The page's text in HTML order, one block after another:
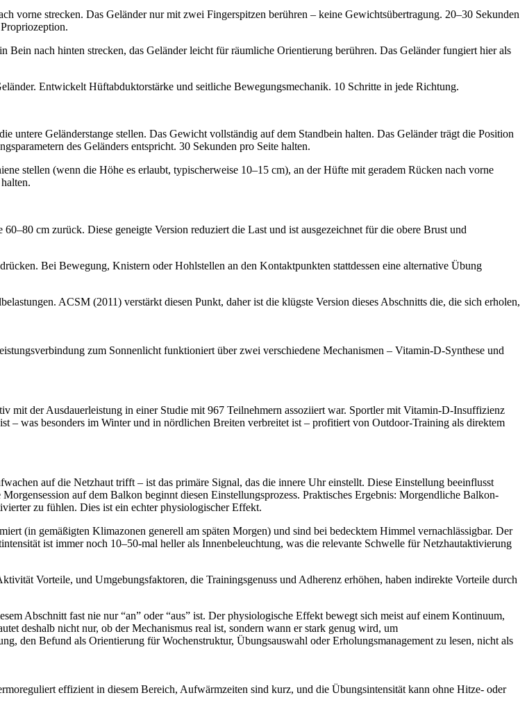
vorne strecken. Das Geländer nur mit zwei Fingerspitzen berühren – keine Gewichtsübertragung. 20–30 Sekunden
Bein nach hinten strecken, das Geländer leicht für räumliche Orientierung berühren. Das Geländer fungiert hier als
Entwickelt Hüftabduktorstärke und seitliche Bewegungsmechanik. 10 Schritte in jede Richtung.
untere Geländerstange stellen. Das Gewicht vollständig auf dem Standbein halten. Das Geländer trägt die Position
des Geländers entspricht. 30 Sekunden pro Seite halten.
stellen (wenn die Höhe es erlaubt, typischerweise 10–15 cm), an der Hüfte mit geradem Rücken nach vorne
cm zurück. Diese geneigte Version reduziert die Last und ist ausgezeichnet für die obere Brust und
Bei Bewegung, Knistern oder Hohlstellen an den Kontaktpunkten stattdessen eine alternative Übung
ACSM (2011) verstärkt diesen Punkt, daher ist die klügste Version dieses Abschnitts die, die sich erholen,
zum Sonnenlicht funktioniert über zwei verschiedene Mechanismen – Vitamin-D-Synthese und
mit der Ausdauerleistung in einer Studie mit 967 Teilnehmern assoziiert war. Sportler mit Vitamin-D-Insuffizienz
– was besonders im Winter und in nördlichen Breiten verbreitet ist – profitiert von Outdoor-Training als direktem
auf die Netzhaut trifft – ist das primäre Signal, das die innere Uhr einstellt. Diese Einstellung beeinflusst
auf dem Balkon beginnt diesen Einstellungsprozess. Praktisches Ergebnis: Morgendliche Balkon-
zu fühlen. Dies ist ein echter physiologischer Effekt.
(in gemäßigten Klimazonen generell am späten Morgen) und sind bei bedecktem Himmel vernachlässigbar. Der
ist immer noch 10–50-mal heller als Innenbeleuchtung, was die relevante Schwelle für Netzhautaktivierung
Vorteile, und Umgebungsfaktoren, die Trainingsgenuss und Adherenz erhöhen, haben indirekte Vorteile durch
Abschnitt fast nie nur “an” oder “aus” ist. Der physiologische Effekt bewegt sich meist auf einem Kontinuum,
deshalb nicht nur, ob der Mechanismus real ist, sondern wann er stark genug wird, um
den Befund als Orientierung für Wochenstruktur, Übungsauswahl oder Erholungsmanagement zu lesen, nicht als
effizient in diesem Bereich, Aufwärmzeiten sind kurz, und die Übungsintensität kann ohne Hitze- oder